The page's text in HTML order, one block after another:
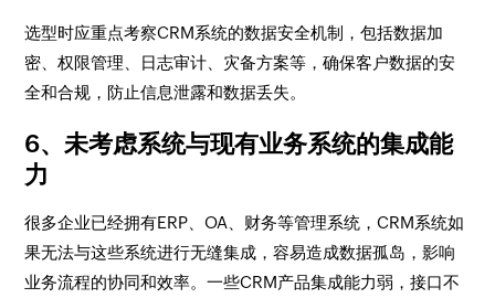
选型时应重点考察CRM系统的数据安全机制，包括数据加
密、权限管理、日志审计、灾备方案等，确保客户数据的安
全和合规，防止信息泄露和数据丢失。
6、未考虑系统与现有业务系统的集成能
力
很多企业已经拥有ERP、OA、财务等管理系统，CRM系统如
果无法与这些系统进行无缝集成，容易造成数据孤岛，影响
业务流程的协同和效率。一些CRM产品集成能力弱，接口不